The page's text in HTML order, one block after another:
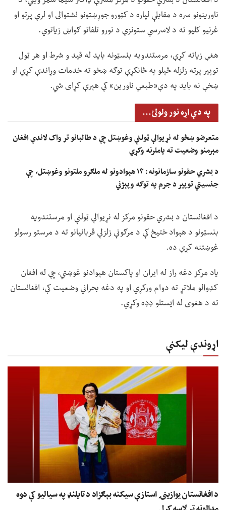
ناورینونو سره د مقابلې لپاره د کټورو جوړښتونو نشتوالی او لرې پرتو او
غرنیو کلیو ته د لاسرسي ستونزې د نورو تلفاتو ګواښ زیاتوي.
هغې زیاته کړې، مرستندویه بنسټونه باید له قید و شرط او هر ټول
توپیر پرته زلزله ځپلو په ځانګړې توګه ښخو ته خدمات وړاندې کړي او
ښخې نه باید په دې«طبعي ناورین» کې هېرې کړای شي.
په دې اړه نور ولولئ...
متعرضو ښځو له نړیوالې ټولنې وغوښتل چې د طالبانو تر واک لاندې افغان
مېرمنو وضعیت ته پاملرنه وکړي
د بشري حقونو سازمانونه: ۱۴ هېوادونو له ملګرو ملتونو وغوښتل، چې
جنسیتي توپير د جرم په توګه وپېژني
د افغانستان د بشري حقونو مرکز له نړیوالې ټولنې او مرستندویه
بنسټونو د هېواد ختیځ کې د مرګونې زلزلې قربانیانو ته د مرستو رسولو
غوښتنه کړې ده.
یاد مرکز دغه راز له ایران او پاکستان هېوادنو غوښتي، چې له افغان
کډوالو ملاتړ ته دوام ورکړي او په دغه بحراني وضعیت کې، افغانستان
ته د هغوی له ایستلو ډډه وکړي.
اړوندې لیکنې
د افغانستان یوازینۍ استازې سیکنه بېګزاد د تایلنډ په سیالیو کې دوه